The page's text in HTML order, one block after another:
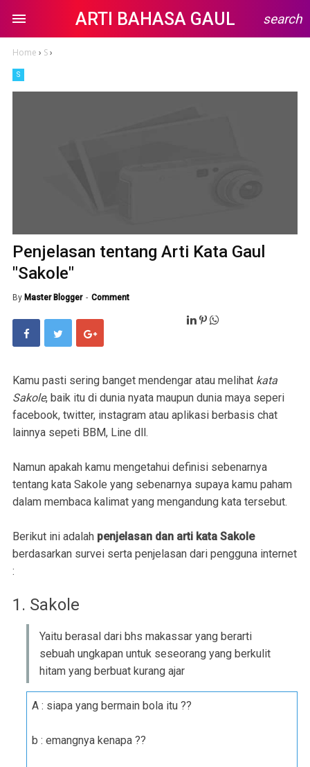
ARTI BAHASA GAUL search
Home › S›
S
Penjelasan tentang Arti Kata Gaul
"Sakole"
By Master Blogger Comment
Kamu pasti sering banget mendengar atau melihat kata
Sakole, baik itu di dunia nyata maupun dunia maya seperi
facebook, twitter, instagram atau aplikasi berbasis chat
lainnya sepeti BBM, Line dll.
Namun apakah kamu mengetahui definisi sebenarnya
tentang kata Sakole yang sebenarnya supaya kamu paham
dalam membaca kalimat yang mengandung kata tersebut.
Berikut ini adalah penjelasan dan arti kata Sakole
berdasarkan survei serta penjelasan dari pengguna internet
:
1. Sakole
Yaitu berasal dari bhs makassar yang berarti
sebuah ungkapan untuk seseorang yang berkulit
hitam yang berbuat kurang ajar
A : siapa yang bermain bola itu ??
b : emangnya kenapa ??